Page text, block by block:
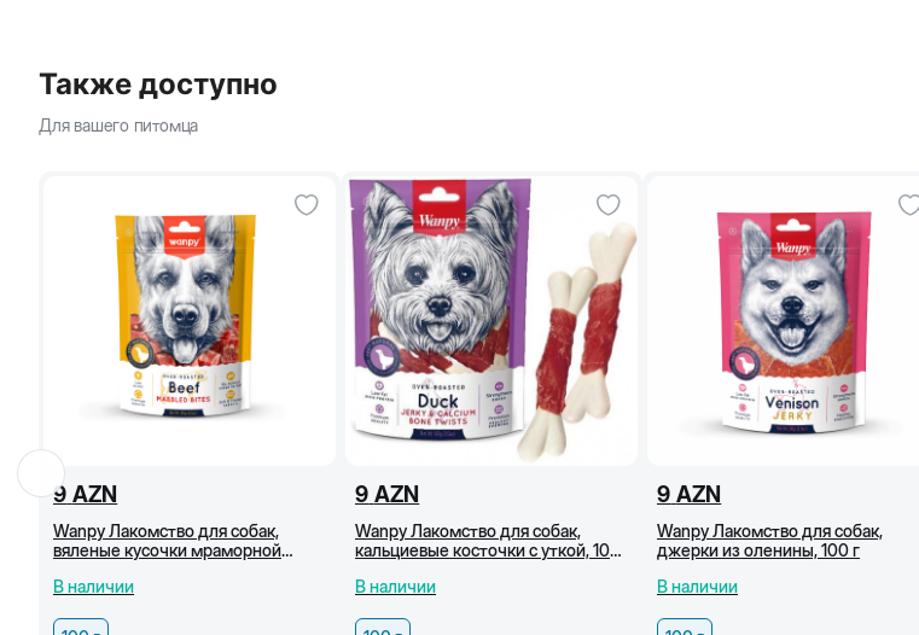
Также доступно
Для вашего питомца
9 AZN
Wanpy Лакомство для собак,
вяленые кусочки мраморной
В наличии
9 AZN
Wanpy Лакомство для собак,
кальциевые косточки с уткой, 100
В наличии
9 AZN
Wanpy Лакомство для собак,
джерки из оленины, 100 г
В наличии